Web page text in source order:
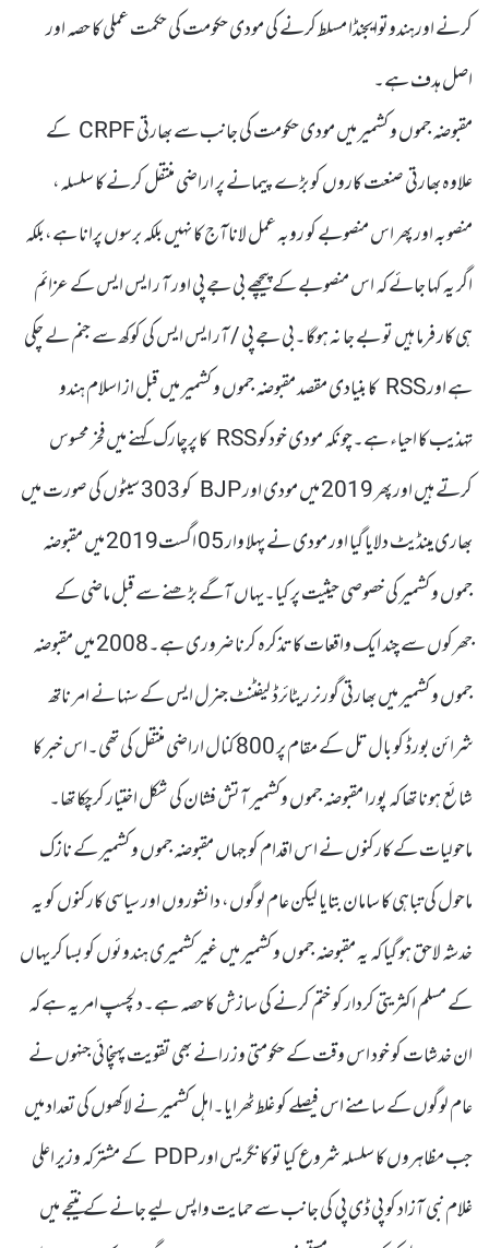
کرنے اورہندوتوایجنڈا مسلط کرنے کی مودی حکومت کی حکمت عملی کا حصہ اور
اصل ہدف ہے۔
مقبوضہ جموں و کشمیر میں مودی حکومت کی جانب سے بھارتی CRPF کے
علاوہ بھارتی صنعت کاروں کو بڑے پیمانے پر اراضی منتقل کرنے کا سلسلہ،
منصوبہ اور پھر اس منصوبے کو روبہ عمل لاناآج کا نہیں بلکہ برسوں پرانا ہے،بلکہ
اگر یہ کہا جائے کہ اس منصوبے کے پیچھے بی جے پی اور آ ر ایس ایس کے عزائم
ہی کار فرما ہیں تو بے جا نہ ہوگا۔بی جے پی / آر ایس ایس کی کوکھ سے جنم لے چکی
ہے اور RSS کا بنیادی مقصد مقبوضہ جموں و کشمیر میں قبل از اسلام ہندو
تہذیب کا احیاء ہے۔چونکہ مودی خودکو RSS کا پرچارک کہنے میں فخر محسوس
کرتے ہیں اور پھر 2019 میں مودی اور BJP کو 303 سیٹوں کی صورت میں
بھاری مینڈیٹ دلایا گیا اور مودی نے پہلا وار 05 اگست2019 میں مقبوضہ
جموں و کشمیر کی خصوصی حیثیت پر کیا۔یہاں آگے بڑھنے سے قبل ماضی کے
جھرکوں سے چند ایک واقعات کا تذکرہ کرنا ضروری ہے۔2008 میں مقبوضہ
جموں و کشمیر میں بھارتی گورنر ریٹائرڈ لیفٹنٹ جنرل ایس کے سنہا نے امر ناتھ
شرائن بورڈ کو بال تل کے مقام پر 800 کنال اراضی منتقل کی تھی۔اس خبر کا
شائع ہونا تھا کہ پورا مقبوضہ جموں وکشمیر آتش فشان کی شکل اختیار کرچکا تھا۔
ماحولیات کے کارکنوں نے اس اقدام کو جہاں مقبوضہ جموں و کشمیر کے نازک
ماحول کی تباہی کا سامان بتایا لیکن عام لوگوں، دانشوروں اور سیاسی کارکنوں کو یہ
خدشہ لاحق ہو گیا کہ یہ مقبوضہ جموں و کشمیر میں غیر کشمیری ہندوئوں کو بسا کر یہاں
کے مسلم اکثریتی کردار کو ختم کرنے کی سازش کا حصہ ہے۔دلچسپ امر یہ ہے کہ
ان خدشات کو خود اس وقت کے حکومتی وزرانے بھی تقویت پہنچائی جنہوں نے
عام لوگوں کے سامنے اس فیصلے کو غلط ٹھرایا۔اہل کشمیر نے لاکھوں کی تعداد میں
جب مظاہروں کا سلسلہ شروع کیا تو کانگریس اور PDP کے مشترکہ وزیر اعلی
غلام نبی آزاد کو پی ڈی پی کی جانب سے حمایت واپس لیے جانے کے نتیجے میں